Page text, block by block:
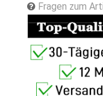
Fragen zum